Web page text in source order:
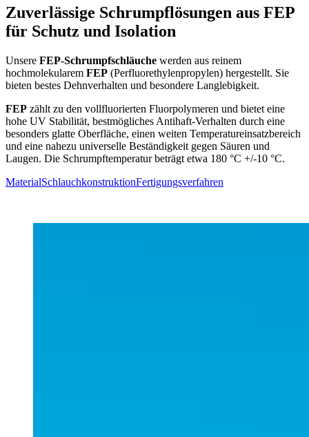
Zuverlässige Schrumpflösungen aus FEP
für Schutz und Isolation
Unsere FEP-Schrumpfschläuche werden aus reinem
hochmolekularem FEP (Perfluorethylenpropylen) hergestellt. Sie
bieten bestes Dehnverhalten und besondere Langlebigkeit.
FEP zählt zu den vollfluorierten Fluorpolymeren und bietet eine
hohe UV Stabilität, bestmögliches Antihaft-Verhalten durch eine
besonders glatte Oberfläche, einen weiten Temperatureinsatzbereich
und eine nahezu universelle Beständigkeit gegen Säuren und
Laugen. Die Schrumpftemperatur beträgt etwa 180 °C +/-10 °C.
MaterialSchlauchkonstruktionFertigungsverfahren